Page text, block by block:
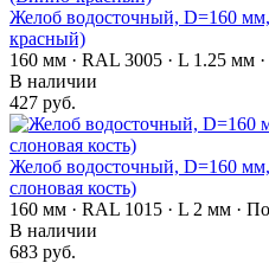
Желоб водосточный, D=160
красный)
160 мм · RAL 3005 · L 1.25 мм
В наличии
427 руб.
Желоб водосточный, D=160
слоновая кость)
160 мм · RAL 1015 · L 2 мм ·
В наличии
683 руб.